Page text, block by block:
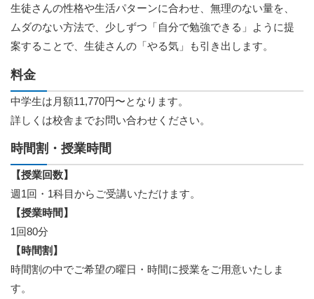
生徒さんの性格や生活パターンに合わせ、無理のない量を、
ムダのない方法で、少しずつ「自分で勉強できる」ように提
案することで、生徒さんの「やる気」も引き出します。
料金
中学生は月額11,770円〜となります。
詳しくは校舎までお問い合わせください。
時間割・授業時間
【授業回数】
週1回・1科目からご受講いただけます。
【授業時間】
1回80分
【時間割】
時間割の中でご希望の曜日・時間に授業をご用意いたしま
す。